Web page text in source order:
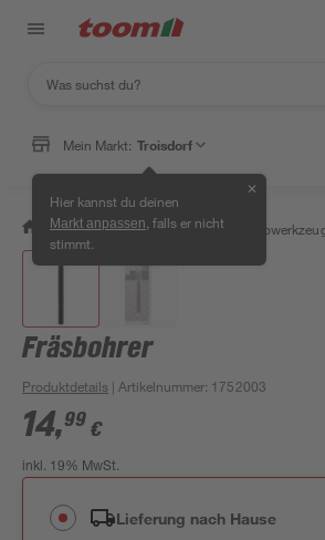
Mein Markt: Troisdorf
Hier kannst du deinen
Markt anpassen , falls er nicht
stimmt.
✕
/ Werkstatt & Maschinen /
Fräsbohrer
Produktdetails | Artikelnummer: 1752003
14,99 €
inkl. 19% MwSt.
Lieferung nach Hause